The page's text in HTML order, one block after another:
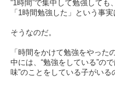
“1時間”で集中して勉強しても
「1時間勉強した」という事実
そうなのだ。
「時間をかけて勉強をやっ
中には、“勉強をしている”の
味”のことをしている子がいる